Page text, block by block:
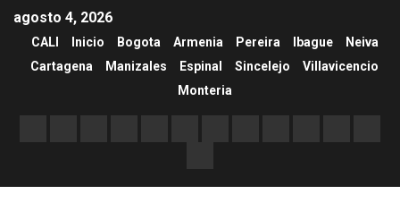
agosto 4, 2026
CALI Inicio Bogota Armenia Pereira Ibague
Neiva
Cartagena
Manizales Espinal Sincelejo
Villavicencio
Monteria